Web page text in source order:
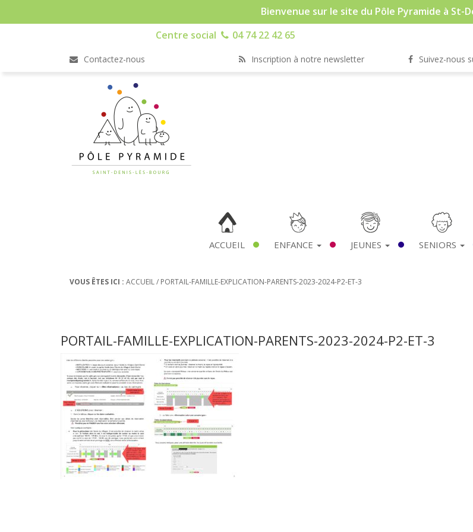
Bienvenue sur le site du Pôle Pyramide à St-
Centre social
04 74 22 42 65
Contactez-nous Inscription à notre newsletter Suivez-nous
ACCUEIL ENFANCE JEUNES SENIORS
VOUS ÊTES ICI : ACCUEIL/ PORTAIL-FAMILLE-EXPLICATION-PARENTS-2023-2024-P2-ET-3
PORTAIL-FAMILLE-EXPLICATION-PARENTS-2023-2024-P2-ET-3